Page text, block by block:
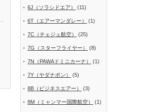
6J（ソラシドエア） (11)
6T（エアーマンダレー） (1)
7C（チェジュ航空） (25)
7G（スターフライヤー） (8)
7N（PAWAドミニカーナ） (1)
7Y（ヤダナポン） (5)
8B（ビジネスエアー） (3)
8M（ミャンマー国際航空） (1)